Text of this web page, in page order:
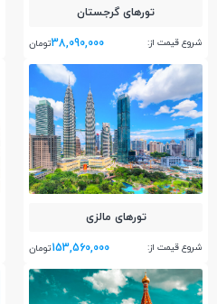
تور‌های گرجستان
شروع قیمت از: 38,090,000تومان
تور‌های مالزی
شروع قیمت از: 153,560,000تومان